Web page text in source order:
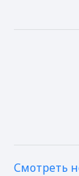
Смотреть